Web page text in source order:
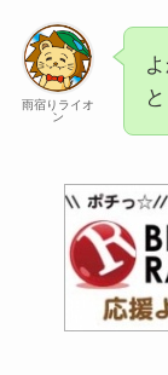
雨宿りライオ
ン